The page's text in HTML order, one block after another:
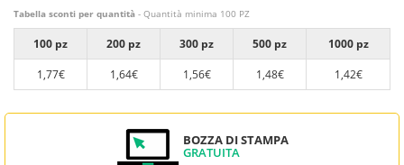
Tabella sconti per quantità - Quantità minima 100 PZ
100 pz 200 pz 300 pz 500 pz
1000 pz
1,77€
1,64€ 1,56€ 1,48€ 1,42€
BOZZA DI STAMPA
GRATUITA